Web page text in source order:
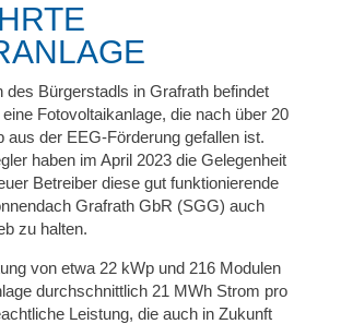
des Bürgerstadls in Grafrath befindet
Fotovoltaikanlage, die nach über 20
aus der EEG-Förderung gefallen ist.
haben im April 2023 die Gelegenheit
Betreiber diese gut funktionierende
Grafrath GbR (SGG) auch
zu halten.
von etwa 22 kWp und 216 Modulen
durchschnittlich 21 MWh Strom pro
Leistung, die auch in Zukunft